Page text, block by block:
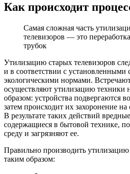
Как происходит
Самая сложная часть
телевизоров — это
трубок
Утилизацию старых телевизоров
и в соответствии с установленными
экологическими нормами.
осуществляют утилизацию техники
образом: устройства подвергаются
затем происходит их захоронение
В результате таких действий
содержащиеся в бытовой технике,
среду и загрязняют ее.
Правильно производить утилизацию
таким образом: